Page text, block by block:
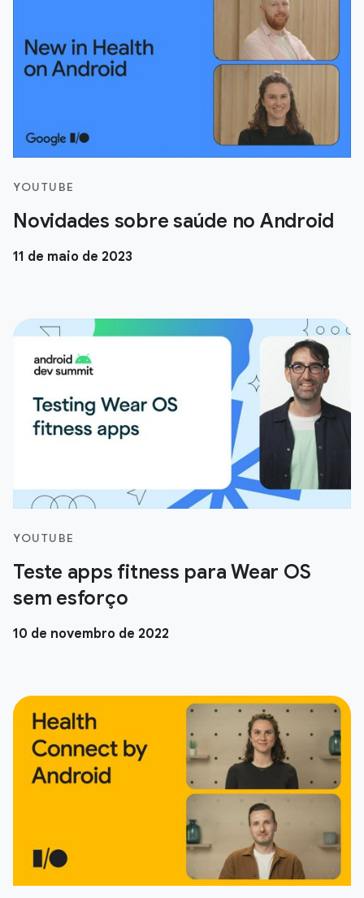
YOUTUBE
Novidades sobre saúde no Android
11 de maio de 2023
YOUTUBE
Teste apps fitness para Wear OS
sem esforço
10 de novembro de 2022